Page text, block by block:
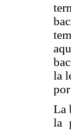
la
La
la